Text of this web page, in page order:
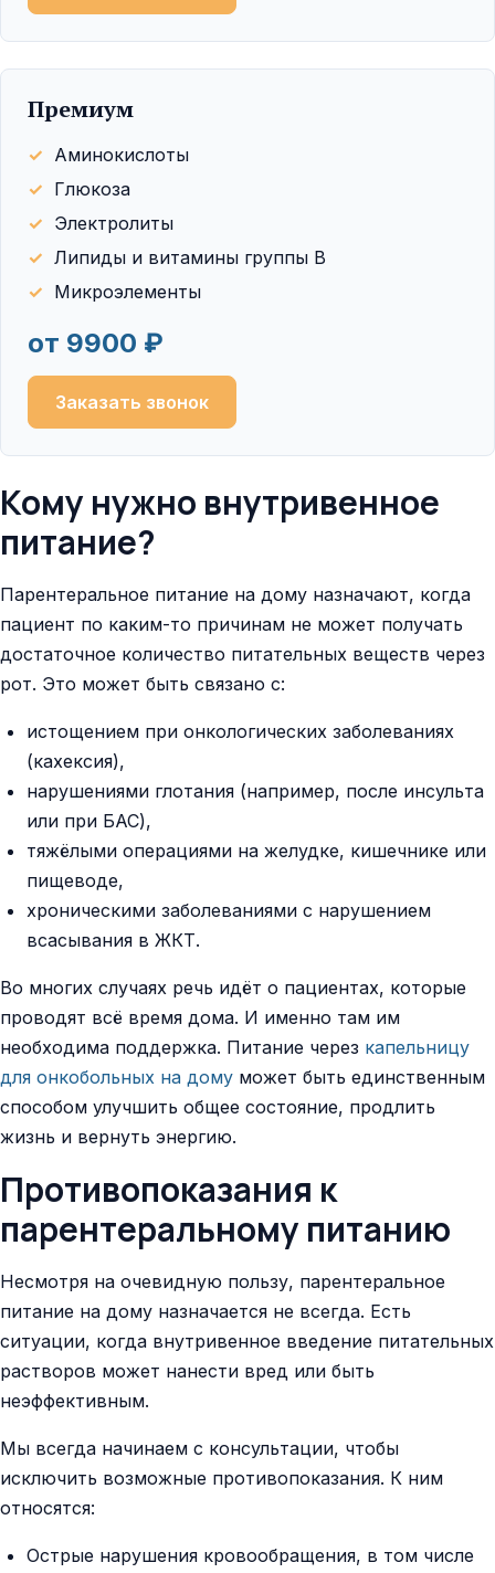
Премиум
Аминокислоты
Глюкоза
Электролиты
Липиды и витамины группы B
Микроэлементы
от 9900 ₽
Заказать звонок
Кому нужно внутривенное
питание?
Парентеральное питание на дому назначают, когда
пациент по каким-то причинам не может получать
достаточное количество питательных веществ через
рот. Это может быть связано с:
истощением при онкологических заболеваниях
(кахексия),
нарушениями глотания (например, после инсульта
или при БАС),
тяжёлыми операциями на желудке, кишечнике или
пищеводе,
хроническими заболеваниями с нарушением
всасывания в ЖКТ.
Во многих случаях речь идёт о пациентах, которые
проводят всё время дома. И именно там им
необходима поддержка. Питание через капельницу
для онкобольных на дому может быть единственным
способом улучшить общее состояние, продлить
жизнь и вернуть энергию.
Противопоказания к
парентеральному питанию
Несмотря на очевидную пользу, парентеральное
питание на дому назначается не всегда. Есть
ситуации, когда внутривенное введение питательных
растворов может нанести вред или быть
неэффективным.
Мы всегда начинаем с консультации, чтобы
исключить возможные противопоказания. К ним
относятся:
Острые нарушения кровообращения, в том числе